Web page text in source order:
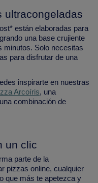
ultracongeladas
están elaboradas para
una base crujiente
minutos. Solo necesitas
para disfrutar de una
inspirarte en nuestras
Arcoíris, una
combinación de
un clic
parte de la
pizzas online, cualquier
que más te apetezca y